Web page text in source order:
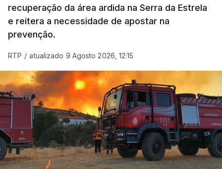
recuperação da área ardida na Serra da Estrela
e reitera a necessidade de apostar na
prevenção.
RTP / atualizado 9 Agosto 2026, 12:15